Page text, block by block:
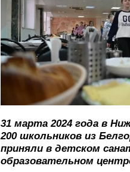
31 марта 2024 года в
200 школьников из
приняли в детском
образовательном